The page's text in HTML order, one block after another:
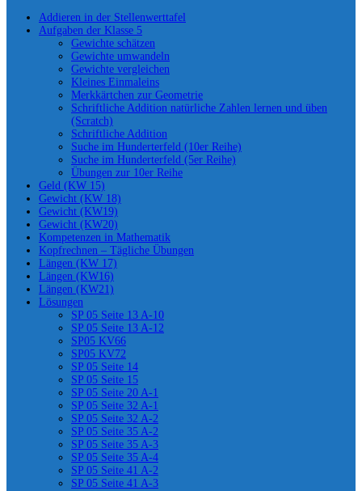
Addieren in der Stellenwerttafel
Aufgaben der Klasse 5
Gewichte schätzen
Gewichte umwandeln
Gewichte vergleichen
Kleines Einmaleins
Merkkärtchen zur Geometrie
Schriftliche Addition natürliche Zahlen lernen und üben
(Scratch)
Schriftliche Addition
Suche im Hunderterfeld (10er Reihe)
Suche im Hunderterfeld (5er Reihe)
Übungen zur 10er Reihe
Geld (KW 15)
Gewicht (KW 18)
Gewicht (KW19)
Gewicht (KW20)
Kompetenzen in Mathematik
Kopfrechnen – Tägliche Übungen
Längen (KW 17)
Längen (KW16)
Längen (KW21)
Lösungen
SP 05 Seite 13 A-10
SP 05 Seite 13 A-12
SP05 KV66
SP05 KV72
SP 05 Seite 14
SP 05 Seite 15
SP 05 Seite 20 A-1
SP 05 Seite 32 A-1
SP 05 Seite 32 A-2
SP 05 Seite 35 A-2
SP 05 Seite 35 A-3
SP 05 Seite 35 A-4
SP 05 Seite 41 A-2
SP 05 Seite 41 A-3